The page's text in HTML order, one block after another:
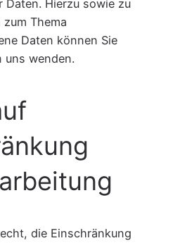
Daten. Hierzu sowie zu
Thema
Daten können Sie
uns wenden.
die Einschränkung